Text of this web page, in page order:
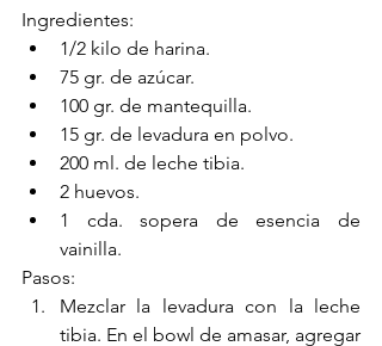
Ingredientes:
1/2 kilo de harina.
75 gr. de azúcar.
100 gr. de mantequilla.
15 gr. de levadura en polvo.
200 ml. de leche tibia.
2 huevos.
1 cda. sopera de esencia de
vainilla.
Pasos:
Mezclar la levadura con la leche
tibia. En el bowl de amasar, agregar